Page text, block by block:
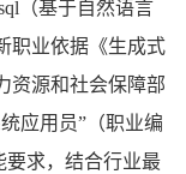
（基于自然语言
职业依据《生成式
资源和社会保障部
应用员”（职业编
求，结合行业最